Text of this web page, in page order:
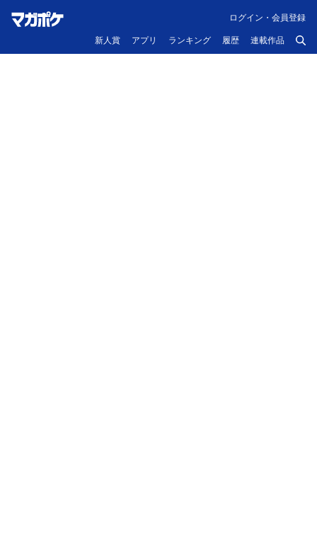
新人賞 アプリ ランキング 履歴 連載作品
ログイン・会員登録